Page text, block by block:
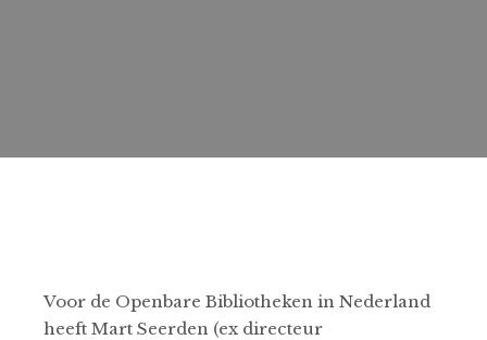
Voor de Openbare Bibliotheken in Nederland
heeft Mart Seerden (ex directeur